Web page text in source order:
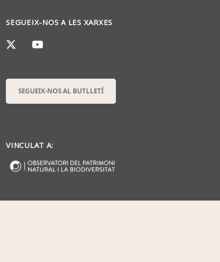
SEGUEIX-NOS A LES XARXES
SEGUEIX-NOS AL BUTLLETÍ
VINCULAT A: